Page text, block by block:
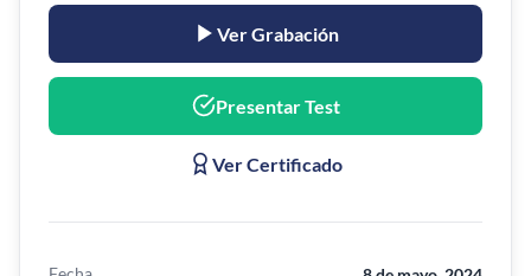
Ver Grabación
Presentar Test
Ver Certificado